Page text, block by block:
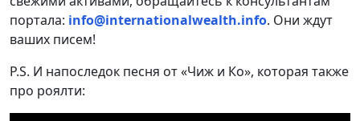
портала: info@internationalwealth.info. Они ждут
ваших писем!
P.S. И напоследок песня от «Чиж и Ко», которая также
про роялти: